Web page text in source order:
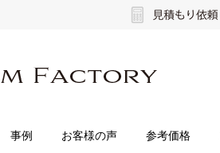
事例 お客様の声 参考価格